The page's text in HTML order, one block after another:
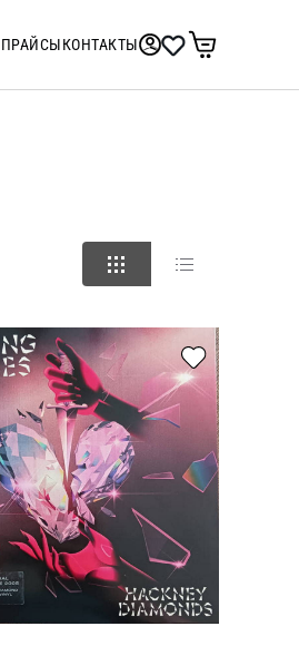
ПРАЙСЫКОНТАКТЫ